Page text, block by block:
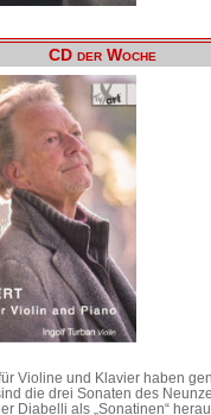
CD der Woche
Violine und Klavier haben
die drei Sonaten des
Diabelli als „Sonatinen“